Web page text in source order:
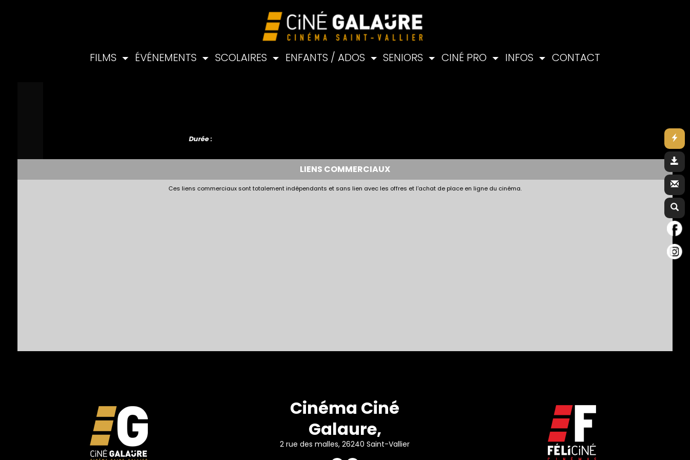
FILMS ÉVÉNEMENTS SCOLAIRES ENFANTS / ADOS SENIORS CINÉ PRO INFOS CONTACT
Durée :
LIENS COMMERCIAUX
Ces liens commerciaux sont totalement indépendants et sans lien avec les offres et l'achat de place en ligne du cinéma.
Cinéma Ciné
Galaure,
2 rue des malles, 26240 Saint-Vallier